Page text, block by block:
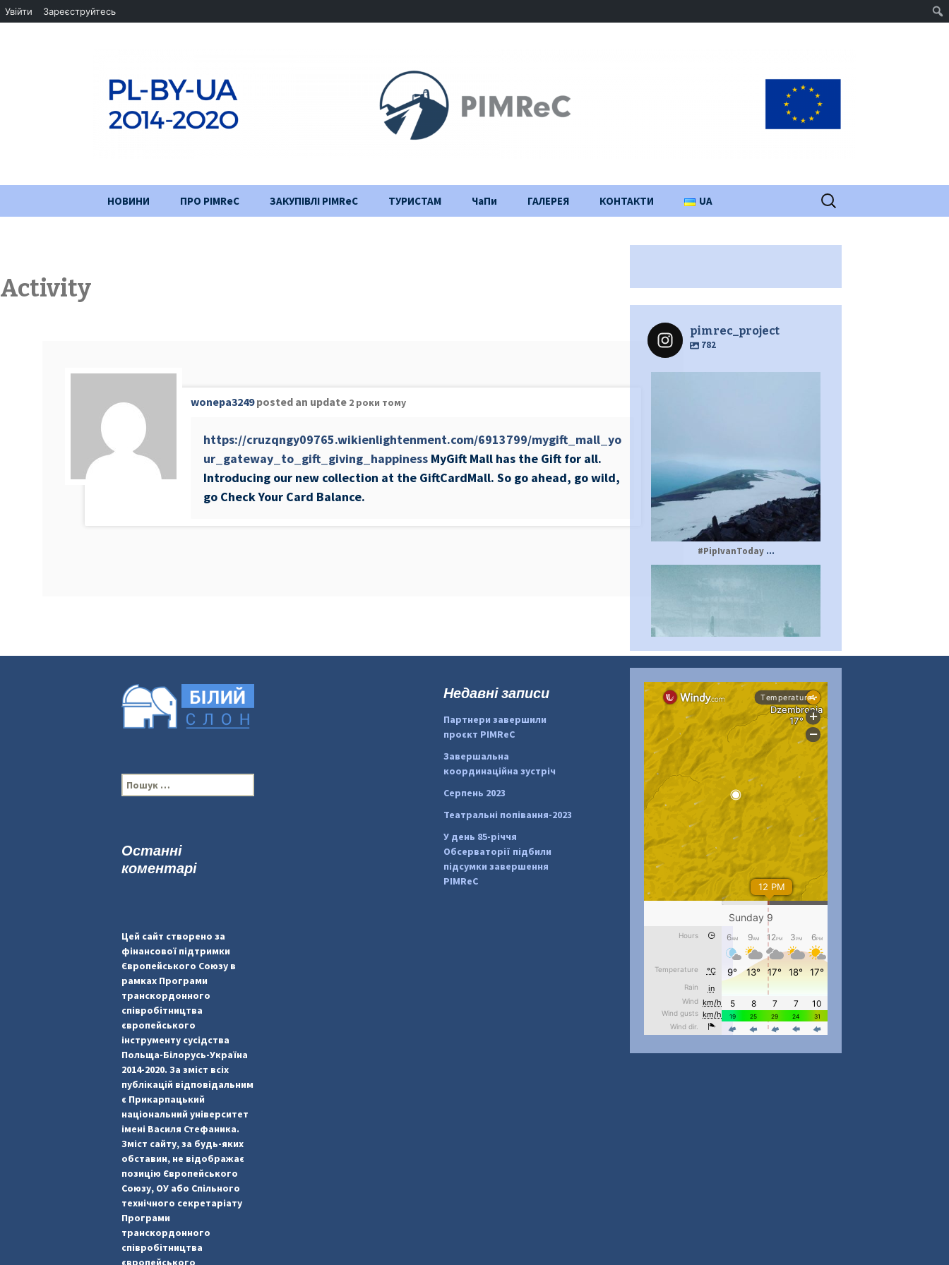
НОВИНИ ПРО PIMReC ЗАКУПІВЛІ PIMReC ТУРИСТАМ ЧаПи ГАЛЕРЕЯ КОНТАКТИ UA Пошук:
Activity
wonepa3249posted an update 2 роки тому
https://cruzqngy09765.wikienlightenment.com/6913799/mygift_mall_yo
ur_gateway_to_gift_giving_happiness MyGift Mall has the Gift for all.
Introducing our new collection at the GiftCardMall. So go ahead, go wild,
go Check Your Card Balance.
pimrec_project
782
#PipIvanToday ...
#PipIvanToday...
pimrec_project
#PipIvanToday ...
pimrec_project
П
о
:
Недавні записи
Партнери завершили
проєкт PIMReC
Завершальна
координаційна зустріч
Серпень 2023
Театральні попівання-2023
У день 85-річчя
Обсерваторії підбили
підсумки завершення
PIMReC
Останні
коментарі
Цей сайт створено за
фінансової підтримки
Європейського Союзу в
рамках Програми
транскордонного
співробітництва
європейського
інструменту сусідства
Польща-Білорусь-Україна
2014-2020. За зміст всіх
публікацій відповідальним
є Прикарпацький
національний університет
імені Василя Стефаника.
Зміст сайту, за будь-яких
обставин, не відображає
позицію Європейського
Союзу, ОУ або Спільного
технічного секретаріату
Програми
транскордонного
співробітництва
європейського
Увійти Зареєструйтесь